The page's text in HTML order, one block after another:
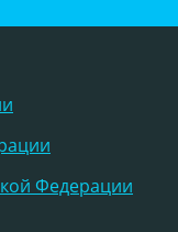
Федерации